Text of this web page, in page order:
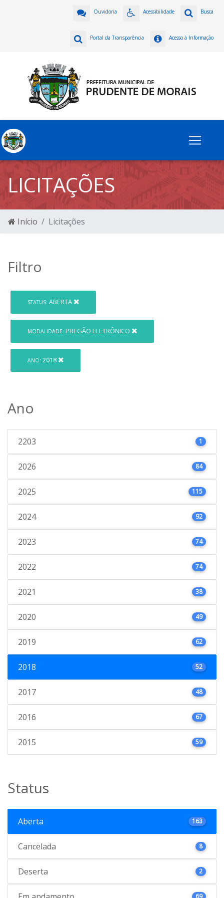
Busca
Acessibilidade
Ouvidoria
Acesso à Informação
Portal da Transparência
LICITAÇÕES
Início Licitações
Filtro
STATUS: ABERTA
MODALIDADE: PREGÃO ELETRÔNICO
ANO: 2018
Ano
2203 1
2026 84
2025 115
2024 92
2023 74
2022 74
2021 38
2020 49
2019 62
2018 52
2017 48
2016 67
2015 59
Status
Aberta 163
Cancelada 8
Deserta 2
69